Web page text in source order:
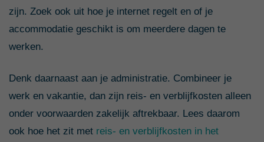
zijn. Zoek ook uit hoe je internet regelt en of je
accommodatie geschikt is om meerdere dagen te
werken.
Denk daarnaast aan je administratie. Combineer je
werk en vakantie, dan zijn reis- en verblijfkosten alleen
onder voorwaarden zakelijk aftrekbaar. Lees daarom
ook hoe het zit met reis- en verblijfkosten in het